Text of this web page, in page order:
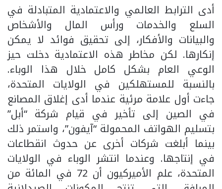
أدى الترابط العالمي والاعتمادية المتبادلة في
السلع والخدمات ورأس المال والأشخاص
والبيانات والأفكار، إلى تحقيق فوائد لا يمكن
إنكارها. لكن مخاطر هذه الاعتمادية دخلت حيز
الوعي العام بشكل كامل خلال هذا الوباء.
بالنسبة للمستهلكين في الولايات المتحدة،
جاءت أول علامة مرئية عندما أدى إغلاق المصانع
في الصين إلى تأخير في قيام شركة “أبل”
بتسليم الهواتف المحمولة “آيفون”، واستمر ذلك
بينما أبلغت شركات أخرى عن حدوث انقطاعات
في إنتاجها. وعندما انتشر الوباء في الولايات
المتحدة، علم الأميركيون أن 72 في المائة من